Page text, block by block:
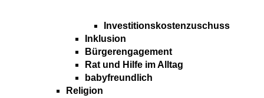
Investitionskostenzuschuss
Inklusion
Bürgerengagement
Rat und Hilfe im Alltag
babyfreundlich
Religion